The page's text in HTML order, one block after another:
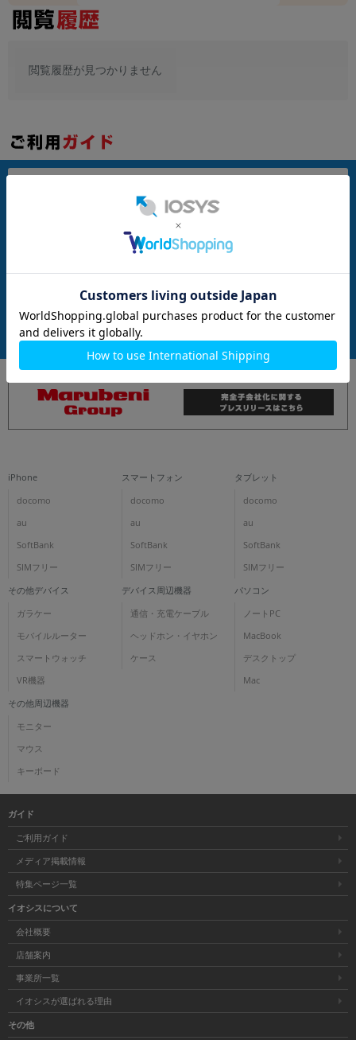
閲覧履歴が見つかりません
発送について
商品について
iPhone
docomo
au
SoftBank
SIMフリー
スマートフォン
docomo
au
SoftBank
SIMフリー
タブレット
docomo
au
SoftBank
SIMフリー
その他デバイス
ガラケー
モバイルルーター
スマートウォッチ
VR機器
デバイス周辺機器
通信・充電ケーブル
ヘッドホン・イヤホン
ケース
パソコン
ノートPC
MacBook
デスクトップ
Mac
その他周辺機器
モニター
マウス
キーボード
ガイド
ご利用ガイド
メディア掲載情報
特集ページ一覧
イオシスについて
会社概要
店舗案内
事業所一覧
イオシスが選ばれる理由
その他
容量
価格
年 月 まで
各項目のチェックボックスは「or検索」となります。
ただし機能別のみ「and検索」となります。